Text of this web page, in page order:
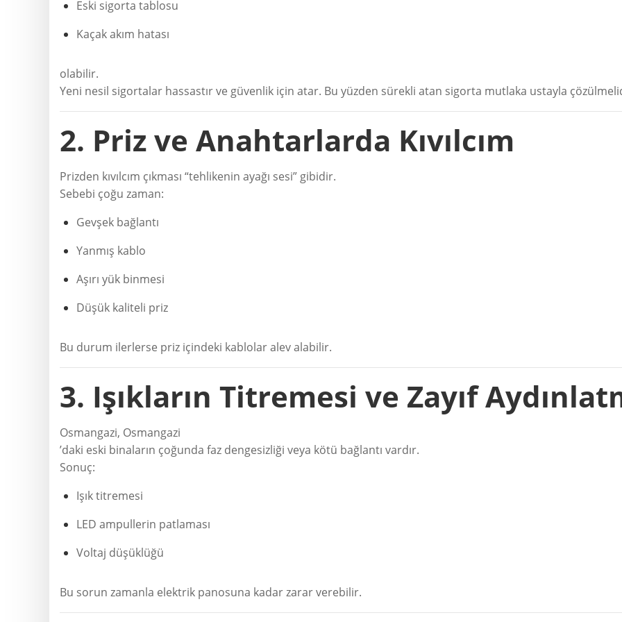
Eski sigorta tablosu
Kaçak akım hatası
olabilir.
Yeni nesil sigortalar hassastır ve güvenlik için atar. Bu yüzden sürekli atan sigorta mutlaka ustayla
2. Priz ve Anahtarlarda Kıvılcım
Prizden kıvılcım çıkması “tehlikenin ayağı sesi” gibidir.
Sebebi çoğu zaman:
Gevşek bağlantı
Yanmış kablo
Aşırı yük binmesi
Düşük kaliteli priz
Bu durum ilerlerse priz içindeki kablolar alev alabilir.
3. Işıkların Titremesi ve Zayıf
Osmangazi, Osmangazi
’daki eski binaların çoğunda faz dengesizliği veya kötü bağlantı vardır.
Sonuç:
Işık titremesi
LED ampullerin patlaması
Voltaj düşüklüğü
Bu sorun zamanla elektrik panosuna kadar zarar verebilir.